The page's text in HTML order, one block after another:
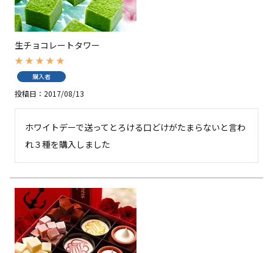
生チョコレートタワー
購入者
投稿日 2017/08/13
ホワイトデーで送ってとろける口どけがたまらないと言わ
れ３種を購入しました